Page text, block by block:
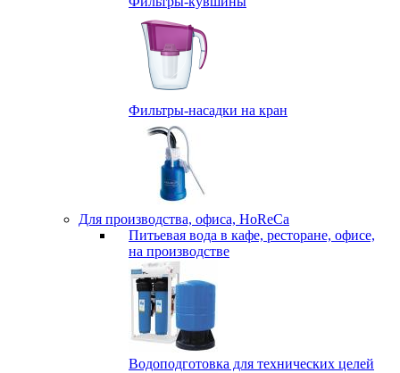
Фильтры-насадки на кран
Для производства, офиса, HoReCa
Питьевая вода в кафе, ресторане, офисе,
на производстве
Водоподготовка для технических целей